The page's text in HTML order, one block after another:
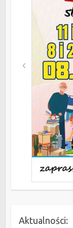
Aktualności: